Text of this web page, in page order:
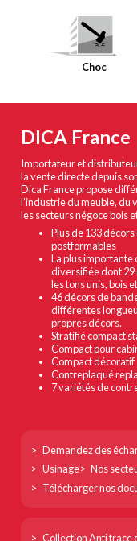
Choc
DICA France
Importateur et
la vente directe depuis
Dica France propose
l’industrie du meuble, du
les secteurs négoce bois
Plus de 133
postformables
La plus importante
diversifiée dont 29
les tons unis, bois
46 décors de
différentes
propres décors.
Stratifié compact
Compact pour
Compact décoratif
Contreplaqué
7 variétés de
Footer
col
Demandez des
Usinage
Nos
Télécharger nos
Footer
Collection Anti trace